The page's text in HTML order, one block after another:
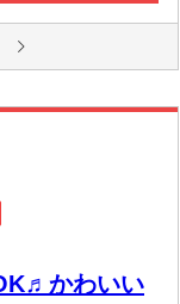
かわいい